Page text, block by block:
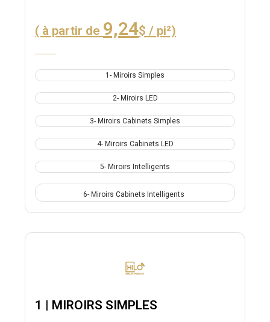
( à partir de 9,24$ / pi²)
1- Miroirs Simples
2- Miroirs LED
3- Miroirs Cabinets Simples
4- Miroirs Cabinets LED
5- Miroirs Intelligents
6- Miroirs Cabinets Intelligents
1 | MIROIRS SIMPLES